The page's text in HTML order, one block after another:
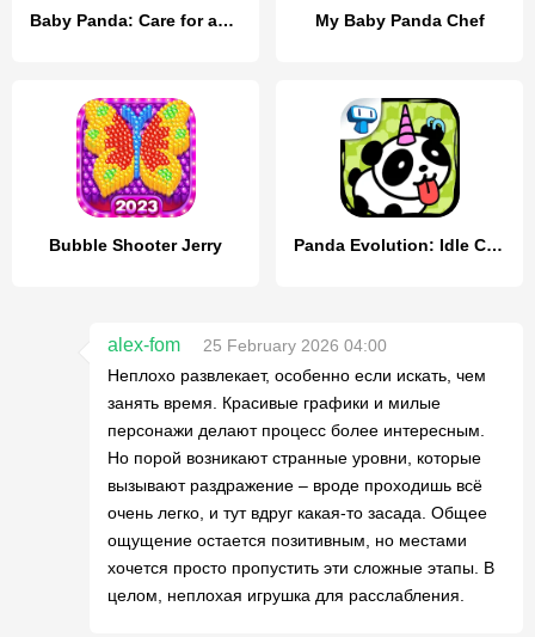
Baby Panda: Care for animals My Baby Panda Chef
Bubble Shooter Jerry Panda Evolution: Idle Clicker
alex-fom
25 February 2026 04:00
Неплохо развлекает, особенно если искать, чем
занять время. Красивые графики и милые
персонажи делают процесс более интересным.
Но порой возникают странные уровни, которые
вызывают раздражение – вроде проходишь всё
очень легко, и тут вдруг какая-то засада. Общее
ощущение остается позитивным, но местами
хочется просто пропустить эти сложные этапы. В
целом, неплохая игрушка для расслабления.